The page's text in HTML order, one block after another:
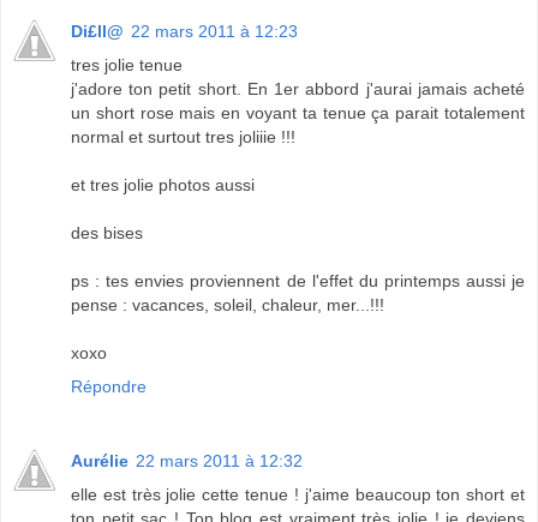
Di£ll@ 22 mars 2011 à 12:23
tres jolie tenue
j'adore ton petit short. En 1er abbord j'aurai jamais acheté
un short rose mais en voyant ta tenue ça parait totalement
normal et surtout tres joliiie !!!
et tres jolie photos aussi
des bises
ps : tes envies proviennent de l'effet du printemps aussi je
pense : vacances, soleil, chaleur, mer...!!!
xoxo
Répondre
Aurélie 22 mars 2011 à 12:32
elle est très jolie cette tenue ! j'aime beaucoup ton short et